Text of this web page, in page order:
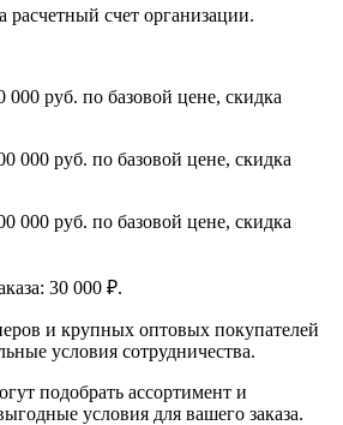
расчетный счет организации.
000 руб. по базовой цене, скидка
000 руб. по базовой цене, скидка
000 руб. по базовой цене, скидка
30 000 ₽.
и крупных оптовых покупателей
условия сотрудничества.
подобрать ассортимент и
условия для вашего заказа.